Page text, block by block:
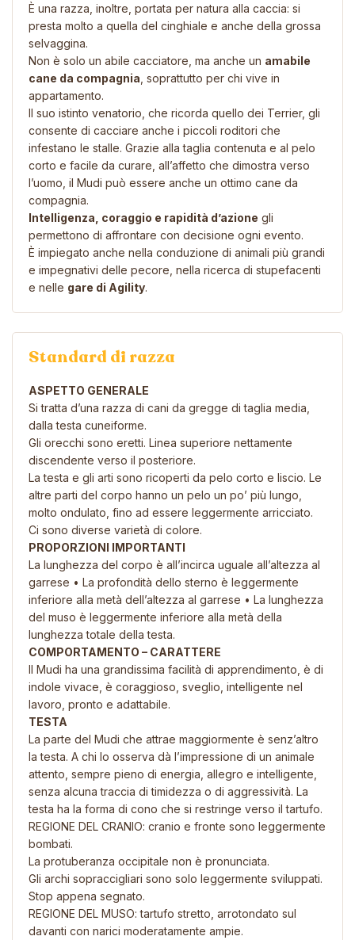
È una razza, inoltre, portata per natura alla caccia: si
presta molto a quella del cinghiale e anche della grossa
selvaggina.
Non è solo un abile cacciatore, ma anche un amabile
cane da compagnia , soprattutto per chi vive in
appartamento.
Il suo istinto venatorio, che ricorda quello dei Terrier, gli
consente di cacciare anche i piccoli roditori che
infestano le stalle. Grazie alla taglia contenuta e al pelo
corto e facile da curare, all’affetto che dimostra verso
l’uomo, il Mudi può essere anche un ottimo cane da
compagnia.
Intelligenza, coraggio e rapidità d’azione gli
permettono di affrontare con decisione ogni evento.
È impiegato anche nella conduzione di animali più grandi
e impegnativi delle pecore, nella ricerca di stupefacenti
e nelle gare di Agility.
Standard di razza
ASPETTO GENERALE
Si tratta d’una razza di cani da gregge di taglia media,
dalla testa cuneiforme.
Gli orecchi sono eretti. Linea superiore nettamente
discendente verso il posteriore.
La testa e gli arti sono ricoperti da pelo corto e liscio. Le
altre parti del corpo hanno un pelo un po’ più lungo,
molto ondulato, fino ad essere leggermente arricciato.
Ci sono diverse varietà di colore.
PROPORZIONI IMPORTANTI
La lunghezza del corpo è all’incirca uguale all’altezza al
garrese • La profondità dello sterno è leggermente
inferiore alla metà dell’altezza al garrese • La lunghezza
del muso è leggermente inferiore alla metà della
lunghezza totale della testa.
COMPORTAMENTO – CARATTERE
Il Mudi ha una grandissima facilità di apprendimento, è di
indole vivace, è coraggioso, sveglio, intelligente nel
lavoro, pronto e adattabile.
TESTA
La parte del Mudi che attrae maggiormente è senz’altro
la testa. A chi lo osserva dà l’impressione di un animale
attento, sempre pieno di energia, allegro e intelligente,
senza alcuna traccia di timidezza o di aggressività. La
testa ha la forma di cono che si restringe verso il tartufo.
REGIONE DEL CRANIO: cranio e fronte sono leggermente
bombati.
La protuberanza occipitale non è pronunciata.
Gli archi sopraccigliari sono solo leggermente sviluppati.
Stop appena segnato.
REGIONE DEL MUSO: tartufo stretto, arrotondato sul
davanti con narici moderatamente ampie.